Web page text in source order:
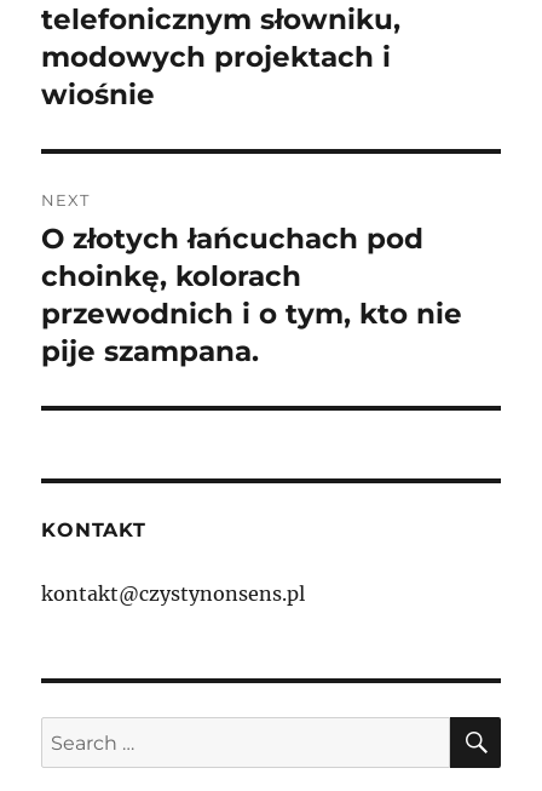
post:
telefonicznym słowniku,
modowych projektach i
wiośnie
NEXT
Next
post:
O złotych łańcuchach pod
choinkę, kolorach
przewodnich i o tym, kto nie
pije szampana.
KONTAKT
kontakt@czystynonsens.pl
Search
for: